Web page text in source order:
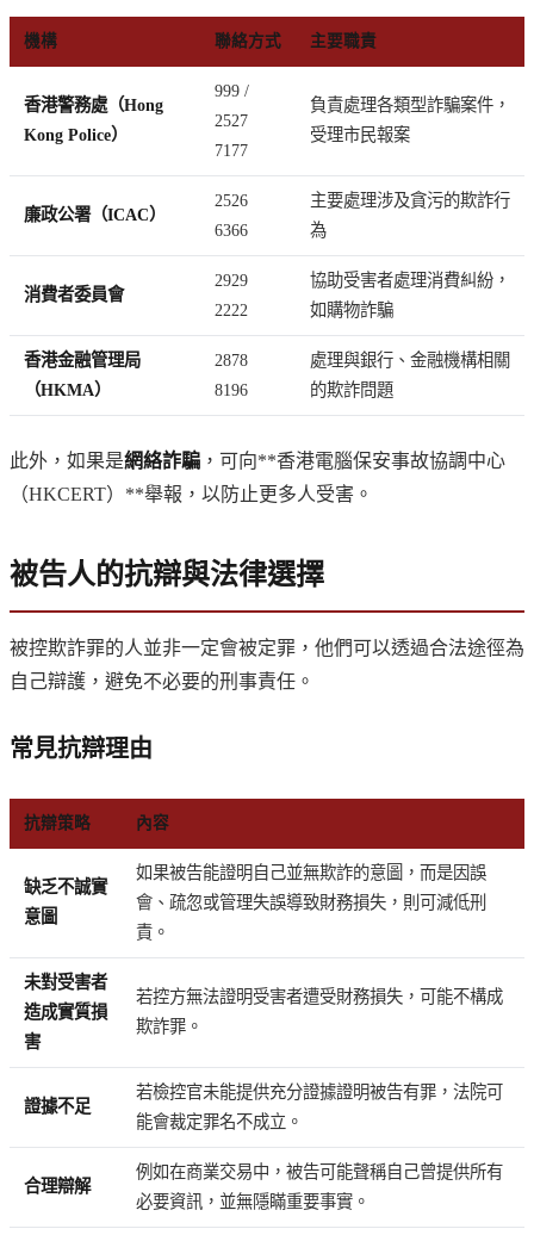
機構 聯絡方式 主要職責
香港警務處（Hong
Kong Police）
999 /
2527
7177
負責處理各類型詐騙案件，
受理市民報案
廉政公署（ICAC）
2526
6366
主要處理涉及貪污的欺詐行
為
消費者委員會
2929
2222
協助受害者處理消費糾紛，
如購物詐騙
香港金融管理局
（HKMA）
2878
8196
處理與銀行、金融機構相關
的欺詐問題
此外，如果是網絡詐騙 ，可向**香港電腦保安事故協調中心
（HKCERT）**舉報，以防止更多人受害。
被告人的抗辯與法律選擇
被控欺詐罪的人並非一定會被定罪，他們可以透過合法途徑為
自己辯護，避免不必要的刑事責任。
常見抗辯理由
抗辯策略 內容
缺乏不誠實
意圖
如果被告能證明自己並無欺詐的意圖，而是因誤
會、疏忽或管理失誤導致財務損失，則可減低刑
責。
未對受害者
造成實質損
害
若控方無法證明受害者遭受財務損失，可能不構成
欺詐罪。
證據不足
若檢控官未能提供充分證據證明被告有罪，法院可
能會裁定罪名不成立。
合理辯解
例如在商業交易中，被告可能聲稱自己曾提供所有
必要資訊，並無隱瞞重要事實。